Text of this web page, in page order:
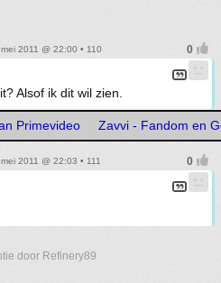
2011 @ 22:00 • 110
Alsof ik dit wil zien.
Primevideo Zavvi - Fandom en
2011 @ 22:03 • 111
door Refinery89